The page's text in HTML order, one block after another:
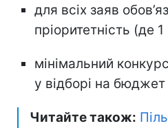
для всіх заяв
пріоритетність (де
мінімальний
у відборі на
Читайте також: